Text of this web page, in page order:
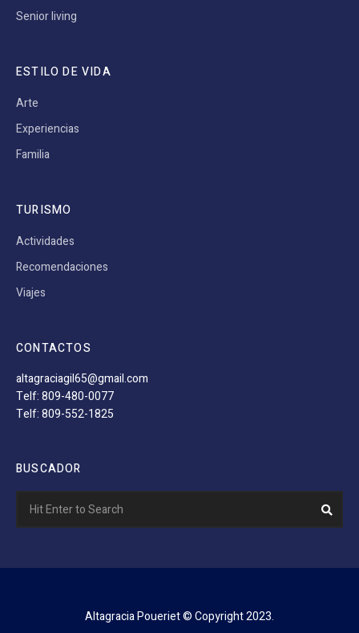
Senior living
ESTILO DE VIDA
Arte
Experiencias
Familia
TURISMO
Actividades
Recomendaciones
Viajes
CONTACTOS
altagraciagil65@gmail.com
Telf: 809-480-0077
Telf: 809-552-1825
BUSCADOR
for:
Altagracia Poueriet © Copyright 2023.